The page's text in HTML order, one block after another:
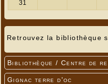
Retrouvez la
Bibliothèque / Centre de
Gignac terre d'oc